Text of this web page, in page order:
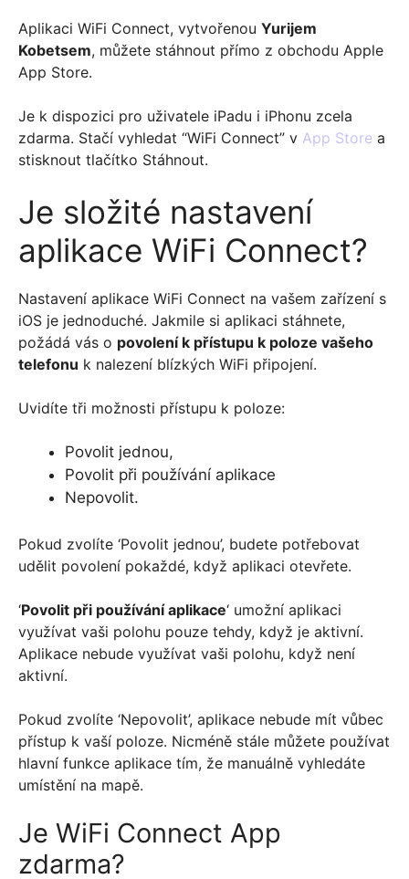
Aplikaci WiFi Connect, vytvořenou Yurijem
Kobetsem, můžete stáhnout přímo z obchodu Apple
App Store.
Je k dispozici pro uživatele iPadu i iPhonu zcela
zdarma. Stačí vyhledat “WiFi Connect” v App Store a
stisknout tlačítko Stáhnout.
Je složité nastavení
aplikace WiFi Connect?
Nastavení aplikace WiFi Connect na vašem zařízení s
iOS je jednoduché. Jakmile si aplikaci stáhnete,
požádá vás o povolení k přístupu k poloze vašeho
telefonu k nalezení blízkých WiFi připojení.
Uvidíte tři možnosti přístupu k poloze:
Povolit jednou,
Povolit při používání aplikace
Nepovolit.
Pokud zvolíte ‘Povolit jednou’, budete potřebovat
udělit povolení pokaždé, když aplikaci otevřete.
‘Povolit při používání aplikace‘ umožní aplikaci
využívat vaši polohu pouze tehdy, když je aktivní.
Aplikace nebude využívat vaši polohu, když není
aktivní.
Pokud zvolíte ‘Nepovolit’, aplikace nebude mít vůbec
přístup k vaší poloze. Nicméně stále můžete používat
hlavní funkce aplikace tím, že manuálně vyhledáte
umístění na mapě.
Je WiFi Connect App
zdarma?